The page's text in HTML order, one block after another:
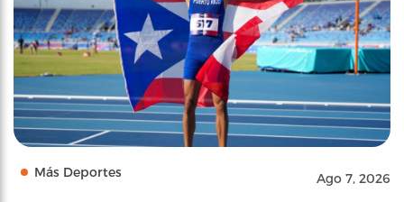
Más Deportes Ago 7, 2026